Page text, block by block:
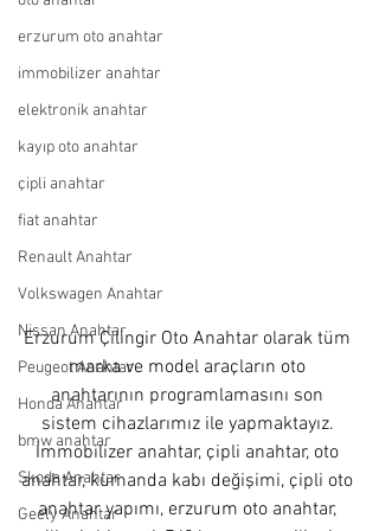
erzurum oto anahtar
immobilizer anahtar
elektronik anahtar
kayıp oto anahtar
çipli anahtar
fiat anahtar
Renault Anahtar
Volkswagen Anahtar
Nissan Anahtar
Peugeot Anahtar
Honda Anahtar
bmw anahtar
Skoda Anahtar
Geely Anahtar
Erzurum Çilingir Oto Anahtar olarak tüm
marka ve model araçların oto
anahtarının programlamasını son
sistem cihazlarımız ile yapmaktayız.
İmmobilizer anahtar, çipli anahtar, oto
anahtar, kumanda kabı değişimi, çipli oto
anahtar yapımı, erzurum oto anahtar,